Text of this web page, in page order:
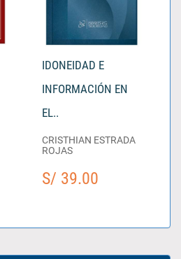
IDONEIDAD E
INFORMACIÓN EN
EL..
CRISTHIAN ESTRADA
ROJAS
S/ 39.00